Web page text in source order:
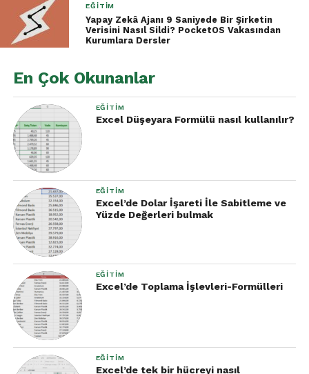
Dezavantajları
Şu an yalnızcaönizleme aşamasında
İnternet bağlantısı ve Microsoft 365
aboneliği gerektiriyor.
Fonksiyon tüm kullanıcılara aynı anda
sunulmuyor.
EĞITIM
Yapay Zekâ Ajanı 9 Saniyede Bir Şirketin
Verisini Nasıl Sildi? PocketOS Vakasından
Kurumlara Dersler
En Çok Okunanlar
EĞITIM
Excel Düşeyara Formülü nasıl kullanılır?
EĞITIM
Excel’de Dolar İşareti İle Sabitleme ve
Yüzde Değerleri bulmak
EĞITIM
Excel’de Toplama İşlevleri-Formülleri
EĞITIM
Excel’de tek bir hücreyi nasıl